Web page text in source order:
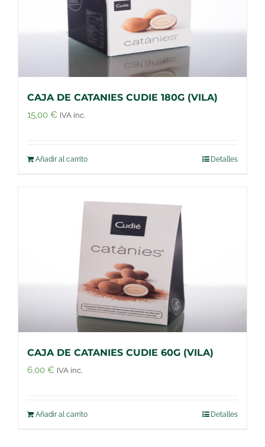
CAJA DE CATANIES CUDIE 180G (VILA)
15,00 € IVA inc.
Añadir al carrito Detalles
CAJA DE CATANIES CUDIE 60G (VILA)
6,00 € IVA inc.
Añadir al carrito Detalles